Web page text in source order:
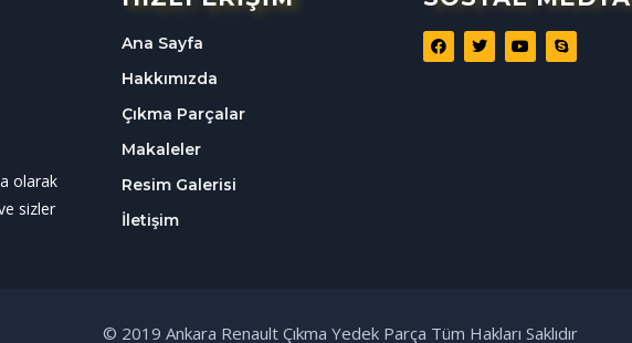
olarak
sizler
Ana Sayfa
Hakkımızda
Çıkma Parçalar
Makaleler
Resim Galerisi
İletişim
© 2019 Ankara Renault Çıkma Yedek Parça Tüm Hakları Saklıdır